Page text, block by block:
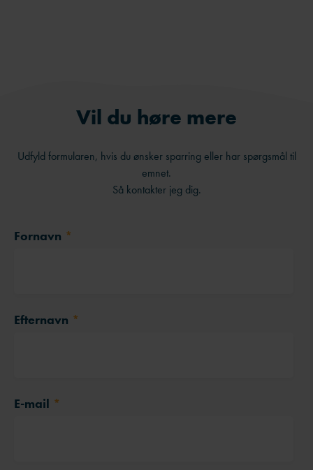
Vil du høre mere
Udfyld formularen, hvis du ønsker sparring eller har spørgsmål til
emnet.
Så kontakter jeg dig.
Fornavn *
Efternavn *
E-mail *